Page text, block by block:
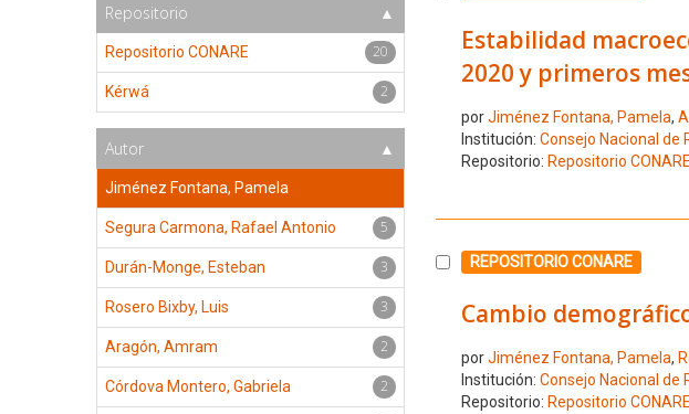
Estabilidad
2020 y primeros
porJiménez Fontana, Pamela,
Institución: Consejo Nacional de
Repositorio: Repositorio CONARE
Seleccione el número de resultado
REPOSITORIO CONARE
Cambio
porJiménez Fontana, Pamela,
Institución: Consejo Nacional de
Repositorio: Repositorio CONARE
Repositorio
Repositorio CONARE 20
Kérwá 2
Autor
Jiménez Fontana, Pamela
Segura Carmona, Rafael Antonio 5
Durán-Monge, Esteban 3
Rosero Bixby, Luis 3
Aragón, Amram 2
Córdova Montero, Gabriela 2